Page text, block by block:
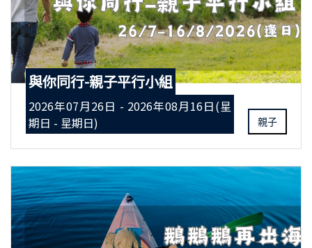
與你同行-親子平行小組
2026年07月26日 - 2026年08月16日(星
期日 - 星期日)
親子